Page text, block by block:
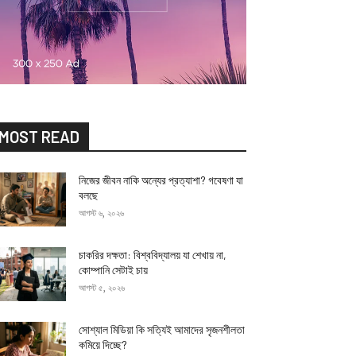
READ
নিজের জীবন নাকি অন্যের প্রত্যাশা? গবেষণা যা
বলছে
আগস্ট ৬, ২০২৬
চাকরির দক্ষতা: বিশ্ববিদ্যালয় যা শেখায় না,
কোম্পানি সেটাই চায়
আগস্ট ৫, ২০২৬
সোশ্যাল মিডিয়া কি সত্যিই আমাদের সৃজনশীলতা
কমিয়ে দিচ্ছে?